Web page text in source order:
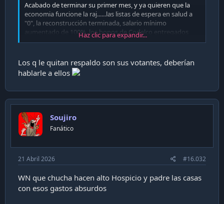
Acabado de terminar su primer mes, y ya quieren que la
economia funcione la raj......las listas de espera en salud a
"0", la reconstrucción terminada, salario mínimo
aumentado de 100%, los bonos de Codelco entregados
adelantados y, la Michele de secretaria general de la
Haz clic para expandir...
Los q le quitan respaldo son sus votantes, deberían
hablarle a ellos
Soujiro
Fanático
21 Abril 2026 #16.032
WN que chucha hacen alto Hospicio y padre las casas
con esos gastos absurdos